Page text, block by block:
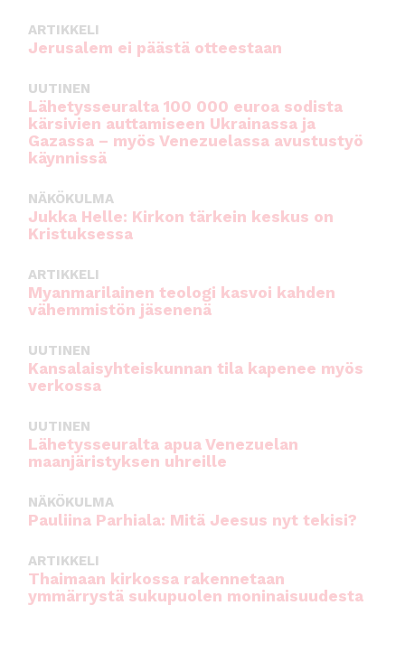
ARTIKKELI
Jerusalem ei päästä otteestaan
UUTINEN
Lähetysseuralta 100 000 euroa sodista
kärsivien auttamiseen Ukrainassa ja
Gazassa – myös Venezuelassa avustustyö
käynnissä
NÄKÖKULMA
Jukka Helle: Kirkon tärkein keskus on
Kristuksessa
ARTIKKELI
Myanmarilainen teologi kasvoi kahden
vähemmistön jäsenenä
UUTINEN
Kansalaisyhteiskunnan tila kapenee myös
verkossa
UUTINEN
Lähetysseuralta apua Venezuelan
maanjäristyksen uhreille
NÄKÖKULMA
Pauliina Parhiala: Mitä Jeesus nyt tekisi?
ARTIKKELI
Thaimaan kirkossa rakennetaan
ymmärrystä sukupuolen moninaisuudesta